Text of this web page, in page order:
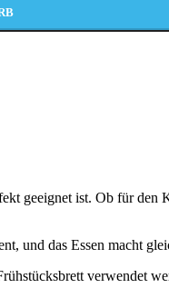
geeignet ist. Ob für
und das Essen macht
verwendet